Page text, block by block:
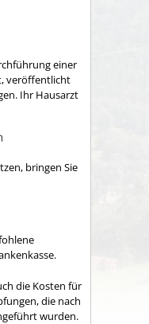
einer
veröffentlicht
Ihr Hausarzt
bringen Sie
die Kosten für
die nach
wurden.